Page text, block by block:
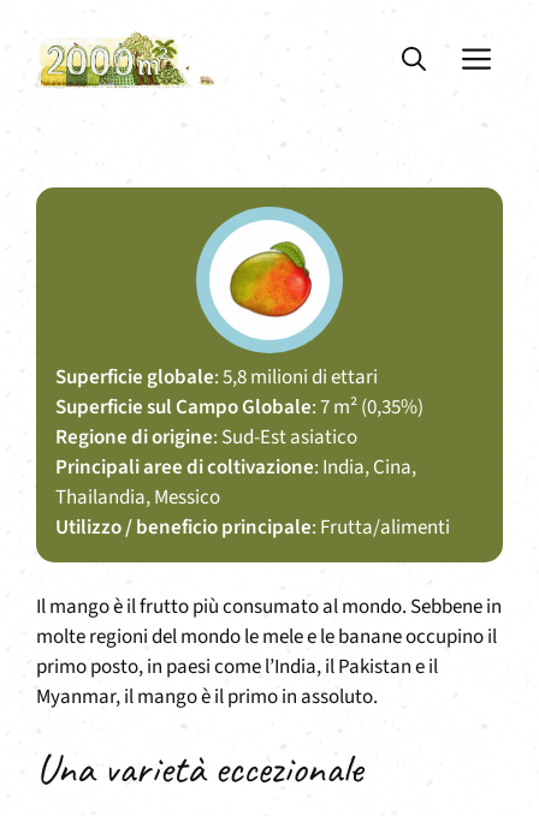
contenuto
Superficie globale: 5,8 milioni di ettari
Superficie sul Campo Globale: 7 m² (0,35%)
Regione di origine: Sud-Est asiatico
Principali aree di coltivazione: India, Cina,
Thailandia, Messico
Utilizzo / beneficio principale: Frutta/alimenti
Il mango è il frutto più consumato al mondo. Sebbene in
molte regioni del mondo le mele e le banane occupino il
primo posto, in paesi come l’India, il Pakistan e il
Myanmar, il mango è il primo in assoluto.
Una varietà eccezionale